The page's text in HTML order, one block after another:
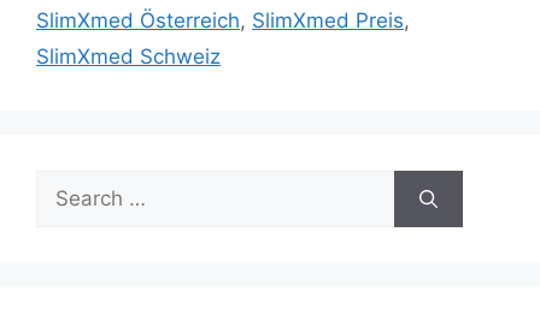
SlimXmed Österreich, SlimXmed Preis,
SlimXmed Schweiz
Search
for: